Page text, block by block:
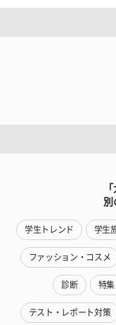
別
学生トレンド 学生
ファッション・コスメ
診断 特集
テスト・レポート対策